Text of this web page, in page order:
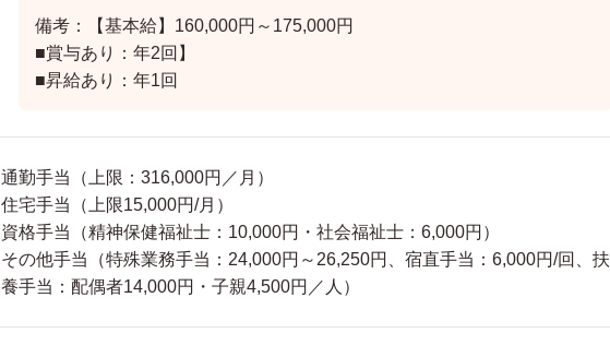
備考：【基本給】160,000円～175,000円
■賞与あり：年2回】
■昇給あり：年1回
通勤手当（上限：316,000円／月）
住宅手当（上限15,000円/月）
資格手当（精神保健福祉士：10,000円・社会福祉士：6,000円）
その他手当（特殊業務手当：24,000円～26,250円、宿直手当：6,000円/回、扶
養手当：配偶者14,000円・子親4,500円／人）